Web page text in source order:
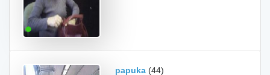
papuka (44)